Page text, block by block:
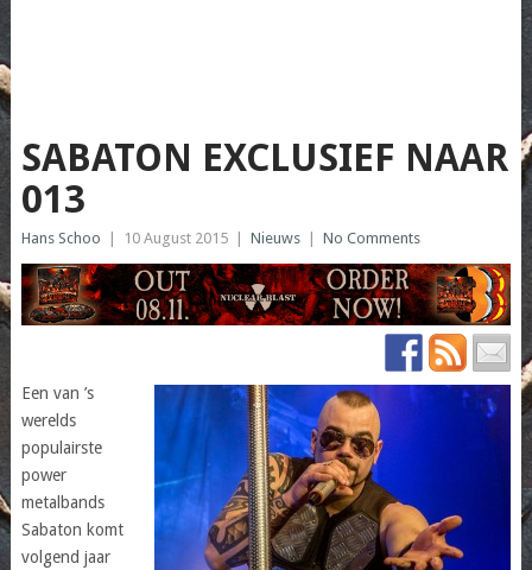
SABATON EXCLUSIEF NAAR
013
Hans Schoo 10 August 2015 Nieuws No Comments
Een van ’s
werelds
populairste
power
metalbands
Sabaton komt
volgend jaar